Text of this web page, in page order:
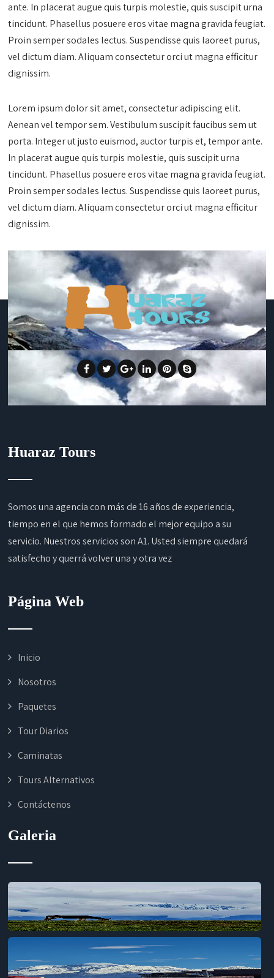
ante. In placerat augue quis turpis molestie, quis suscipit urna
tincidunt. Phasellus posuere eros vitae magna gravida feugiat.
Proin semper sodales lectus. Suspendisse quis laoreet purus,
vel dictum diam. Aliquam consectetur orci ut magna efficitur
dignissim.
Lorem ipsum dolor sit amet, consectetur adipiscing elit.
Aenean vel tempor sem. Vestibulum suscipit faucibus sem ut
porta. Integer ut justo euismod, auctor turpis et, tempor ante.
In placerat augue quis turpis molestie, quis suscipit urna
tincidunt. Phasellus posuere eros vitae magna gravida feugiat.
Proin semper sodales lectus. Suspendisse quis laoreet purus,
vel dictum diam. Aliquam consectetur orci ut magna efficitur
dignissim.
Huaraz Tours
Somos una agencia con más de 16 años de experiencia,
tiempo en el que hemos formado el mejor equipo a su
servicio. Nuestros servicios son A1. Usted siempre quedará
satisfecho y querrá volver una y otra vez
Página Web
Inicio
Nosotros
Paquetes
Tour Diarios
Caminatas
Tours Alternativos
Contáctenos
Galeria